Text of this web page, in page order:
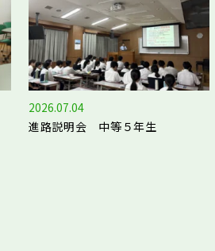
2026.07.04
進路説明会 中等５年生